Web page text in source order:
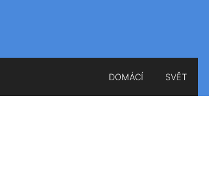
DOMÁCÍ SVĚT